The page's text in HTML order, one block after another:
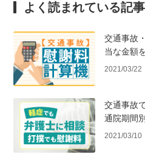
よく読まれている記事
交通事故
当な金額
2021/03/22
交通事故
通院期間
2021/03/10